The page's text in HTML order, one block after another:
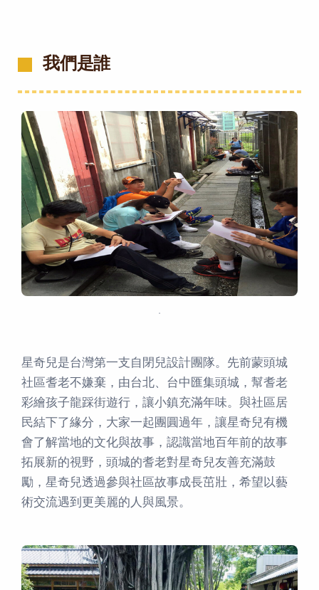
我們是誰
．
星奇兒是台灣第一支自閉兒設計團隊。先前蒙頭城
社區耆老不嫌棄，由台北、台中匯集頭城，幫耆老
彩繪孩子龍踩街遊行，讓小鎮充滿年味。與社區居
民結下了緣分，大家一起團圓過年，讓星奇兒有機
會了解當地的文化與故事，認識當地百年前的故事
拓展新的視野，頭城的耆老對星奇兒友善充滿鼓
勵，星奇兒透過參與社區故事成長茁壯，希望以藝
術交流遇到更美麗的人與風景。